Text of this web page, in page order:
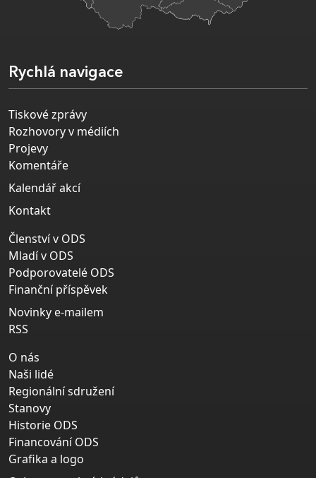
Rychlá navigace
Tiskové zprávy
Rozhovory v médiích
Projevy
Komentáře
Kalendář akcí
Kontakt
Členství v ODS
Mladí v ODS
Podporovatelé ODS
Finanční příspěvek
Novinky e-mailem
RSS
O nás
Naši lidé
Regionální sdružení
Stanovy
Historie ODS
Financování ODS
Grafika a logo